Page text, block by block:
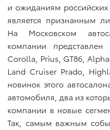
и ожиданиям
является признанным
На Московском
компании
Corolla, Prius, GT86,
Land Cruiser Prado,
новинок этого
автомобиля, два из
компании в новые
Так, самым важным